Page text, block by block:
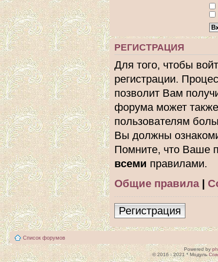
РЕГИСТРАЦИЯ
Для того, чтобы
регистрации.
позволит Вам
форума может
пользователям
Вы должны
Помните, что Ваше
всеми правилами.
Общие правила|
Регистрация
Список форумов
Powered by
© 2016 - 2021 * Модуль